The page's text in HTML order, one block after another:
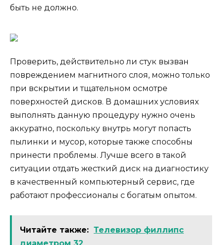
быть не должно.
Проверить, действительно ли стук вызван
повреждением магнитного слоя, можно только
при вскрытии и тщательном осмотре
поверхностей дисков. В домашних условиях
выполнять данную процедуру нужно очень
аккуратно, поскольку внутрь могут попасть
пылинки и мусор, которые также способны
принести проблемы. Лучше всего в такой
ситуации отдать жесткий диск на диагностику
в качественный компьютерный сервис, где
работают профессионалы с богатым опытом.
Читайте также: Телевизор филлипс